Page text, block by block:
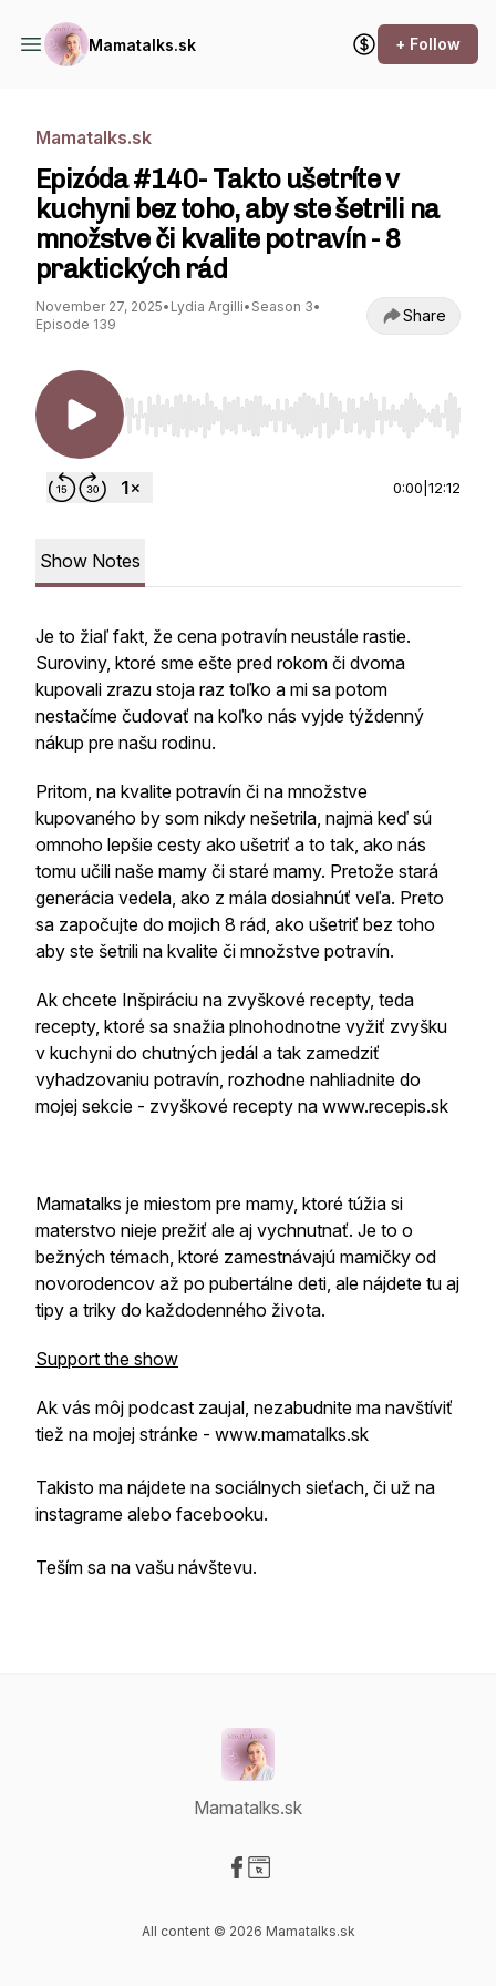
Mamatalks.sk + Follow
Mamatalks.sk
Epizóda #140- Takto ušetríte v
kuchyni bez toho, aby ste šetrili na
množstve či kvalite potravín - 8
praktických rád
November 27, 2025• Lydia Argilli• Season 3•
Episode 139
Share
Use Left/Right to seek, Home/End to jump to
0:00 12:12
Show Notes
Je to žiaľ fakt, že cena potravín neustále rastie.
Suroviny, ktoré sme ešte pred rokom či dvoma
kupovali zrazu stoja raz toľko a mi sa potom
nestačíme čudovať na koľko nás vyjde týždenný
nákup pre našu rodinu.
Pritom, na kvalite potravín či na množstve
kupovaného by som nikdy nešetrila, najmä keď sú
omnoho lepšie cesty ako ušetriť a to tak, ako nás
tomu učili naše mamy či staré mamy. Pretože stará
generácia vedela, ako z mála dosiahnúť veľa. Preto
sa započujte do mojich 8 rád, ako ušetriť bez toho
aby ste šetrili na kvalite či množstve potravín.
Ak chcete Inšpiráciu na zvyškové recepty, teda
recepty, ktoré sa snažia plnohodnotne vyžiť zvyšku
v kuchyni do chutných jedál a tak zamedziť
vyhadzovaniu potravín, rozhodne nahliadnite do
mojej sekcie - zvyškové recepty na www.recepis.sk
Mamatalks je miestom pre mamy, ktoré túžia si
materstvo nieje prežiť ale aj vychnutnať. Je to o
bežných témach, ktoré zamestnávajú mamičky od
novorodencov až po pubertálne deti, ale nájdete tu aj
tipy a triky do každodenného života.
Support the show
Ak vás môj podcast zaujal, nezabudnite ma navštíviť
tiež na mojej stránke - www.mamatalks.sk
Takisto ma nájdete na sociálnych sieťach, či už na
instagrame alebo facebooku.
Teším sa na vašu návštevu.
Mamatalks.sk
All content © 2026 Mamatalks.sk